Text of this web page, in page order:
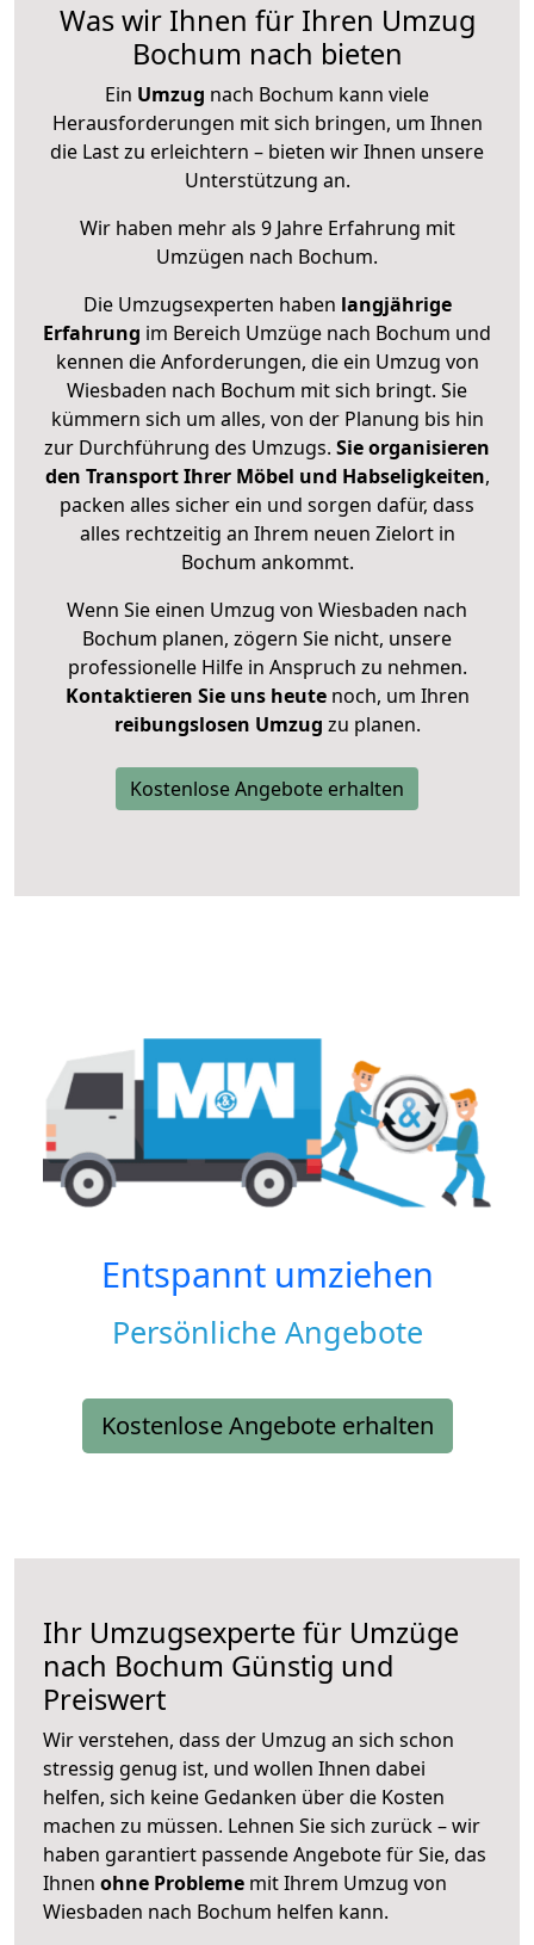
Was wir Ihnen für Ihren Umzug
Bochum nach bieten
Ein Umzug nach Bochum kann viele
Herausforderungen mit sich bringen, um Ihnen
die Last zu erleichtern – bieten wir Ihnen unsere
Unterstützung an.
Wir haben mehr als 9 Jahre Erfahrung mit
Umzügen nach Bochum.
Die Umzugsexperten haben langjährige
Erfahrung im Bereich Umzüge nach Bochum und
kennen die Anforderungen, die ein Umzug von
Wiesbaden nach Bochum mit sich bringt. Sie
kümmern sich um alles, von der Planung bis hin
zur Durchführung des Umzugs. Sie organisieren
den Transport Ihrer Möbel und Habseligkeiten,
packen alles sicher ein und sorgen dafür, dass
alles rechtzeitig an Ihrem neuen Zielort in
Bochum ankommt.
Wenn Sie einen Umzug von Wiesbaden nach
Bochum planen, zögern Sie nicht, unsere
professionelle Hilfe in Anspruch zu nehmen.
Kontaktieren Sie uns heutenoch, um Ihren
reibungslosen Umzug zu planen.
Kostenlose Angebote erhalten
Entspannt umziehen
Persönliche Angebote
Kostenlose Angebote erhalten
Ihr Umzugsexperte für Umzüge
nach Bochum Günstig und
Preiswert
Wir verstehen, dass der Umzug an sich schon
stressig genug ist, und wollen Ihnen dabei
helfen, sich keine Gedanken über die Kosten
machen zu müssen. Lehnen Sie sich zurück – wir
haben garantiert passende Angebote für Sie, das
Ihnen ohne Probleme mit Ihrem Umzug von
Wiesbaden nach Bochum helfen kann.